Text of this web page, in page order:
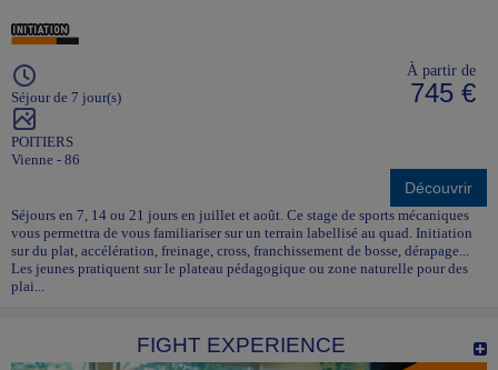
Séjour de 7 jour(s)
POITIERS
Vienne - 86
À partir de
745 €
Découvrir
Séjours en 7, 14 ou 21 jours en juillet et août. Ce stage de sports mécaniques
vous permettra de vous familiariser sur un terrain labellisé au quad. Initiation
sur du plat, accélération, freinage, cross, franchissement de bosse, dérapage...
Les jeunes pratiquent sur le plateau pédagogique ou zone naturelle pour des
plai...
FIGHT EXPERIENCE